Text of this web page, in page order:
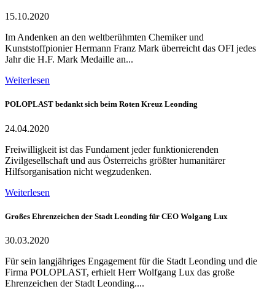
15.10.2020
Im Andenken an den weltberühmten Chemiker und
Kunststoffpionier Hermann Franz Mark überreicht das OFI jedes
Jahr die H.F. Mark Medaille an...
Weiterlesen
POLOPLAST bedankt sich beim Roten Kreuz Leonding
24.04.2020
Freiwilligkeit ist das Fundament jeder funktionierenden
Zivilgesellschaft und aus Österreichs größter humanitärer
Hilfsorganisation nicht wegzudenken.
Weiterlesen
Großes Ehrenzeichen der Stadt Leonding für CEO Wolgang Lux
30.03.2020
Für sein langjähriges Engagement für die Stadt Leonding und die
Firma POLOPLAST, erhielt Herr Wolfgang Lux das große
Ehrenzeichen der Stadt Leonding....